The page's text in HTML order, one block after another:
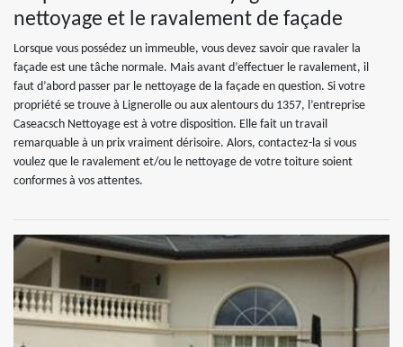
nettoyage et le ravalement de façade
Lorsque vous possédez un immeuble, vous devez savoir que ravaler la
façade est une tâche normale. Mais avant d’effectuer le ravalement, il
faut d’abord passer par le nettoyage de la façade en question. Si votre
propriété se trouve à Lignerolle ou aux alentours du 1357, l’entreprise
Caseacsch Nettoyage est à votre disposition. Elle fait un travail
remarquable à un prix vraiment dérisoire. Alors, contactez-la si vous
voulez que le ravalement et/ou le nettoyage de votre toiture soient
conformes à vos attentes.